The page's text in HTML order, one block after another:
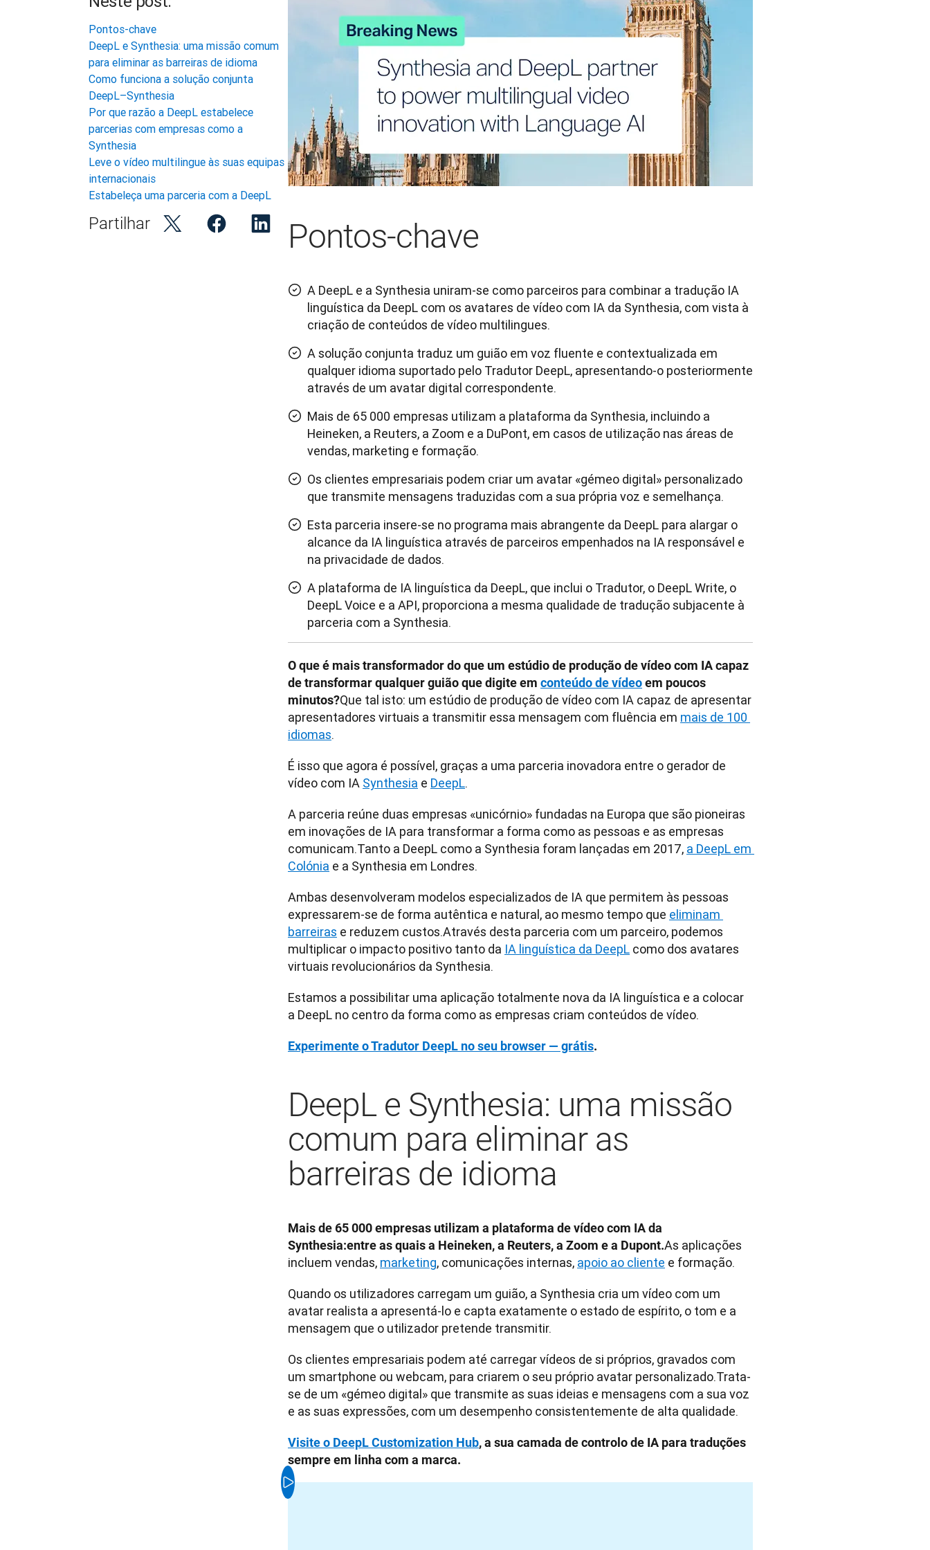
Pontos-chave
A DeepL e a Synthesia uniram-se como parceiros para combinar a tradução IA
linguística da DeepL com os avatares de vídeo com IA da Synthesia, com vista à
criação de conteúdos de vídeo multilingues.
A solução conjunta traduz um guião em voz fluente e contextualizada em
qualquer idioma suportado pelo Tradutor DeepL, apresentando-o posteriormente
através de um avatar digital correspondente.
Mais de 65 000 empresas utilizam a plataforma da Synthesia, incluindo a
Heineken, a Reuters, a Zoom e a DuPont, em casos de utilização nas áreas de
vendas, marketing e formação.
Os clientes empresariais podem criar um avatar «gémeo digital» personalizado
que transmite mensagens traduzidas com a sua própria voz e semelhança.
Esta parceria insere-se no programa mais abrangente da DeepL para alargar o
alcance da IA linguística através de parceiros empenhados na IA responsável e
na privacidade de dados.
A plataforma de IA linguística da DeepL, que inclui o Tradutor, o DeepL Write, o
DeepL Voice e a API, proporciona a mesma qualidade de tradução subjacente à
parceria com a Synthesia.
O que é mais transformador do que um estúdio de produção de vídeo com IA capaz
de transformar qualquer guião que digite em conteúdo de vídeo em poucos
minutos?Que tal isto: um estúdio de produção de vídeo com IA capaz de apresentar
apresentadores virtuais a transmitir essa mensagem com fluência em mais de 100
idiomas.
É isso que agora é possível, graças a uma parceria inovadora entre o gerador de
vídeo com IA Synthesia e DeepL.
A parceria reúne duas empresas «unicórnio» fundadas na Europa que são pioneiras
em inovações de IA para transformar a forma como as pessoas e as empresas
comunicam.Tanto a DeepL como a Synthesia foram lançadas em 2017, a DeepL em
Colónia e a Synthesia em Londres.
Ambas desenvolveram modelos especializados de IA que permitem às pessoas
expressarem-se de forma autêntica e natural, ao mesmo tempo que eliminam
barreiras e reduzem custos.Através desta parceria com um parceiro, podemos
multiplicar o impacto positivo tanto da IA linguística da DeepL como dos avatares
virtuais revolucionários da Synthesia.
Estamos a possibilitar uma aplicação totalmente nova da IA linguística e a colocar
a DeepL no centro da forma como as empresas criam conteúdos de vídeo.
Experimente o Tradutor DeepL no seu browser — grátis.
DeepL e Synthesia: uma missão
comum para eliminar as
barreiras de idioma
Mais de 65 000 empresas utilizam a plataforma de vídeo com IA da
Synthesia:entre as quais a Heineken, a Reuters, a Zoom e a Dupont.As aplicações
incluem vendas, marketing, comunicações internas, apoio ao cliente e formação.
Quando os utilizadores carregam um guião, a Synthesia cria um vídeo com um
avatar realista a apresentá-lo e capta exatamente o estado de espírito, o tom e a
mensagem que o utilizador pretende transmitir.
Os clientes empresariais podem até carregar vídeos de si próprios, gravados com
um smartphone ou webcam, para criarem o seu próprio avatar personalizado.Trata-
se de um «gémeo digital» que transmite as suas ideias e mensagens com a sua voz
e as suas expressões, com um desempenho consistentemente de alta qualidade.
Visite o DeepL Customization Hub, a sua camada de controlo de IA para traduções
sempre em linha com a marca.
Pontos-chave
DeepL e Synthesia: uma missão comum
para eliminar as barreiras de idioma
Como funciona a solução conjunta
DeepL–Synthesia
Por que razão a DeepL estabelece
parcerias com empresas como a
Synthesia
Leve o vídeo multilingue às suas equipas
internacionais
Estabeleça uma parceria com a DeepL
Partilhar